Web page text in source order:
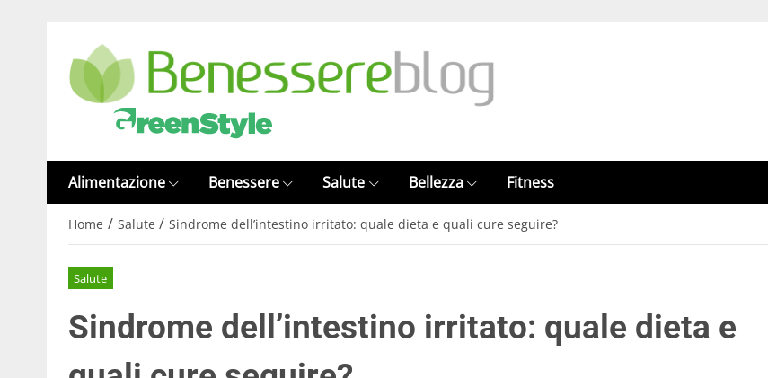
Alimentazione Benessere Salute Bellezza Fitness
Home / Salute / Sindrome dell’intestino irritato: quale dieta e quali cure seguire?
Salute
Sindrome dell’intestino irritato: quale dieta e